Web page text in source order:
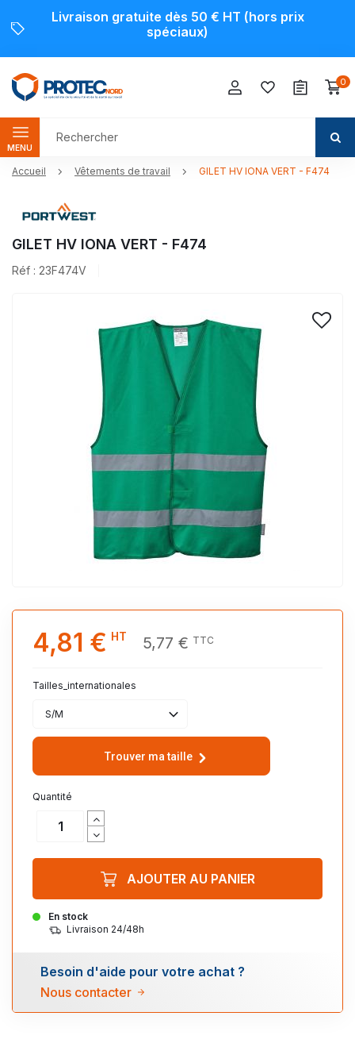
Livraison gratuite dès 50 € HT (hors prix
spéciaux)
0
MENU
Accueil Vêtements de travail GILET HV IONA VERT - F474
GILET HV IONA VERT - F474
Réf : 23F474V
4,81 € HT 5,77 € TTC
Tailles_internationales
S/M
Trouver ma taille
Quantité
En stock
Livraison 24/48h
AJOUTER AU PANIER
Besoin d'aide pour votre achat ?
Nous contacter